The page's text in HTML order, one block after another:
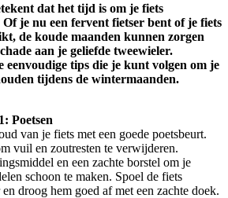
dat het tijd is om je fiets
je nu een fervent fietser bent of je fiets
de koude maanden kunnen zorgen
aan je geliefde tweewieler.
eenvoudige tips die je kunt volgen om je
tijdens de wintermaanden.
Poetsen
van je fiets met een goede poetsbeurt.
vuil en zoutresten te verwijderen.
en een zachte borstel om je
schoon te maken. Spoel de fiets
droog hem goed af met een zachte doek.